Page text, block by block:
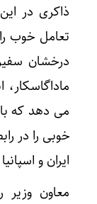
ذاکری در
تعامل خوب
درخشان
می دهد که
خوبی را در
ایران و
معاون